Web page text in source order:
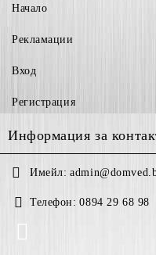
Начало
Рекламации
Вход
Регистрация
Информация за
Имейл:
Телефон: 0894 29 68 98